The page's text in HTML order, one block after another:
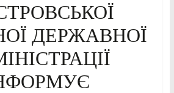
ДЕРЖАВНОЇ